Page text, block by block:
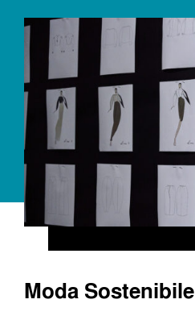
Moda Sostenibile